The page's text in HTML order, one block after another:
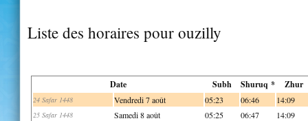
Liste des horaires pour ouzilly
Date Subh Shuruq * Zhur
24 Safar 1448 Vendredi 7 août 05:23 06:46 14:09
25 Safar 1448 Samedi 8 août 05:25 06:47 14:09